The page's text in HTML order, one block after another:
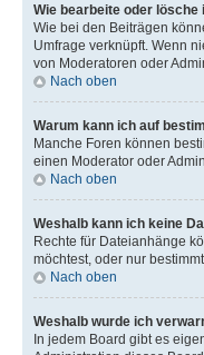
Wie bearbeite oder lösche
Wie bei den Beiträgen
Umfrage verknüpft. Wenn
von Moderatoren oder
Nach oben
Warum kann ich auf
Manche Foren können
einen Moderator oder
Nach oben
Weshalb kann ich keine
Rechte für Dateianhänge
möchtest, oder nur
Nach oben
Weshalb wurde ich
In jedem Board gibt es